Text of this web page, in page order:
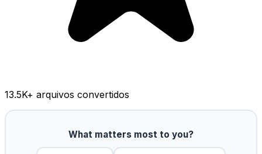
13.5K+ arquivos convertidos
What matters most to you?